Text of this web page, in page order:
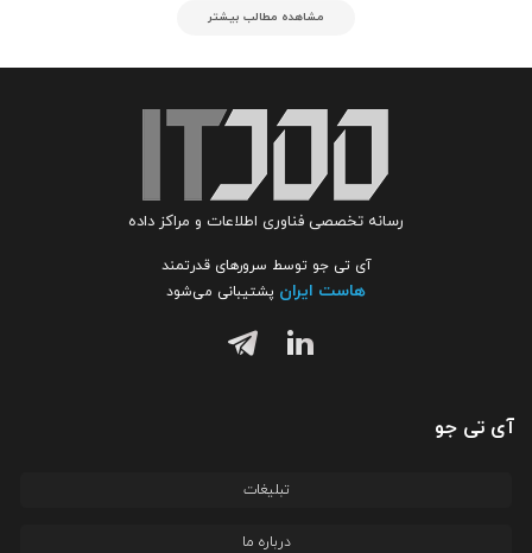
مشاهده مطالب بیشتر
رسانه تخصصی فناوری اطلاعات و مراکز داده
آی تی جو توسط سرورهای قدرتمند
هاست ایران پشتیبانی می‌شود
آی تی جو
تبلیغات
درباره ما